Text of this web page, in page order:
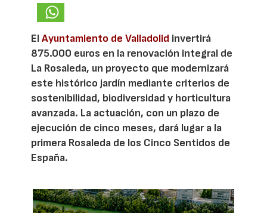
ElAyuntamiento de Valladolid invertirá
875.000 euros en la renovación integral de
La Rosaleda, un proyecto que modernizará
este histórico jardín mediante criterios de
sostenibilidad, biodiversidad y horticultura
avanzada. La actuación, con un plazo de
ejecución de cinco meses, dará lugar a la
primera Rosaleda de los Cinco Sentidos de
España.